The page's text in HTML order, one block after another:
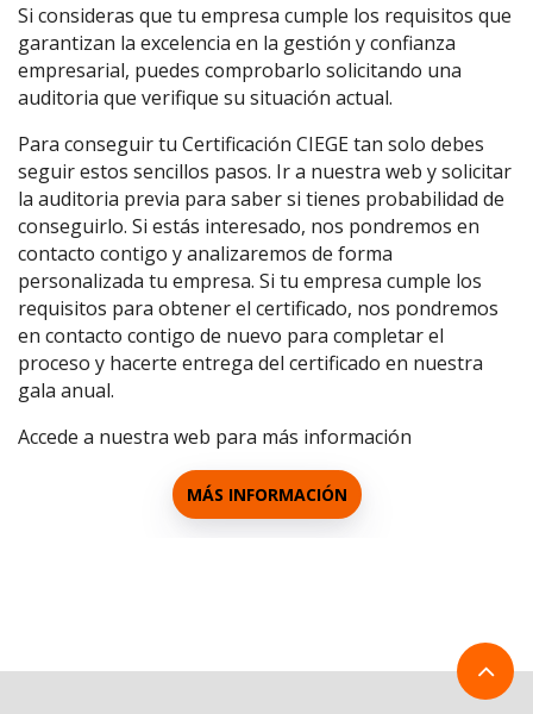
Si consideras que tu empresa cumple los requisitos que
garantizan la excelencia en la gestión y confianza
empresarial, puedes comprobarlo solicitando una
auditoria que verifique su situación actual.
Para conseguir tu Certificación CIEGE tan solo debes
seguir estos sencillos pasos. Ir a nuestra web y solicitar
la auditoria previa para saber si tienes probabilidad de
conseguirlo. Si estás interesado, nos pondremos en
contacto contigo y analizaremos de forma
personalizada tu empresa. Si tu empresa cumple los
requisitos para obtener el certificado, nos pondremos
en contacto contigo de nuevo para completar el
proceso y hacerte entrega del certificado en nuestra
gala anual.
Accede a nuestra web para más información
MÁS INFORMACIÓN